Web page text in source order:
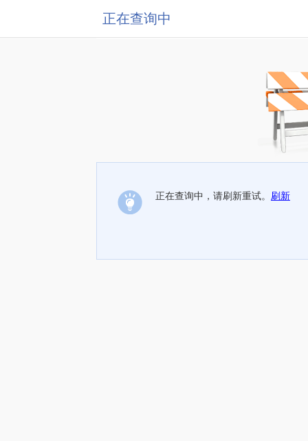
正在查询中
正在查询中，请刷新重试。 刷新